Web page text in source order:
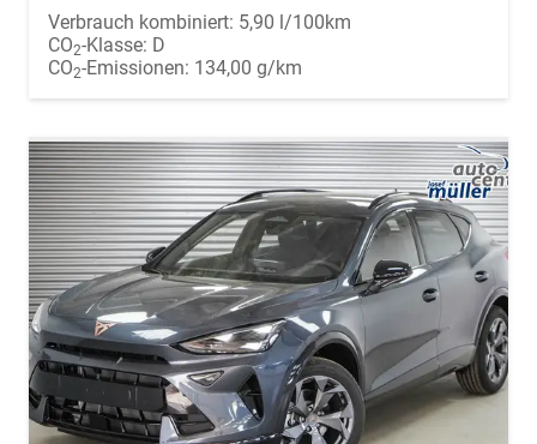
Verbrauch kombiniert: 5,90 l/100km
CO2-Klasse: D
CO2-Emissionen: 134,00 g/km